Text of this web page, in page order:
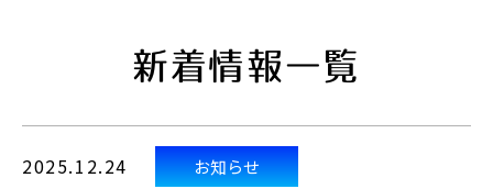
新着情報一覧
2025.12.24 お知らせ